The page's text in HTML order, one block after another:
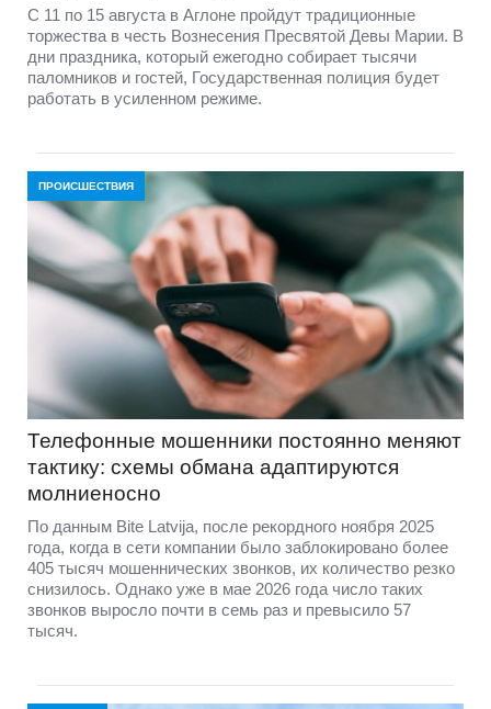
С 11 по 15 августа в Аглоне пройдут традиционные
торжества в честь Вознесения Пресвятой Девы Марии. В
дни праздника, который ежегодно собирает тысячи
паломников и гостей, Государственная полиция будет
работать в усиленном режиме.
ПРОИСШЕСТВИЯ
Телефонные мошенники постоянно меняют
тактику: схемы обмана адаптируются
молниеносно
По данным Bite Latvija, после рекордного ноября 2025
года, когда в сети компании было заблокировано более
405 тысяч мошеннических звонков, их количество резко
снизилось. Однако уже в мае 2026 года число таких
звонков выросло почти в семь раз и превысило 57
тысяч.